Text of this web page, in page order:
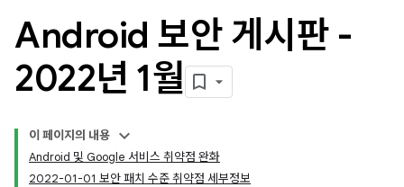
Android 보안 게시판 -
2022년 1월
이 페이지의 내용
Android 및 Google 서비스 취약점 완화
2022-01-01 보안 패치 수준 취약점 세부정보